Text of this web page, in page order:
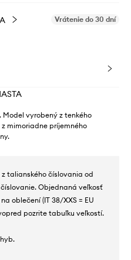
Vrátenie do 30 dní
Model vyrobený z tenkého
mimoriadne príjemného
talianského číslovania od
Objednaná veľkosť
oblečení (IT 38/XXS = EU
pozrite tabuľku veľkostí.